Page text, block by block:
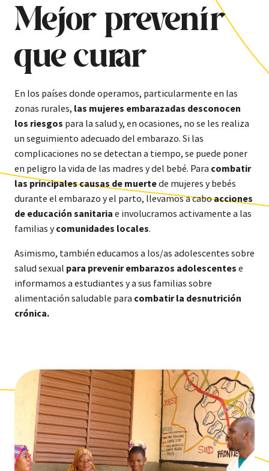
Mejor prevenir
que curar
En los países donde operamos, particularmente en las
zonas rurales, las mujeres embarazadas desconocen
los riesgos para la salud y, en ocasiones, no se les realiza
un seguimiento adecuado del embarazo. Si las
complicaciones no se detectan a tiempo, se puede poner
en peligro la vida de las madres y del bebé. Para combatir
las principales causas de muertede mujeres y bebés
durante el embarazo y el parto, llevamos a caboacciones
de educación sanitaria e involucramos activamente a las
familias ycomunidades locales.
Asimismo, también educamos a los/as adolescentes sobre
salud sexual para prevenir embarazos adolescentes e
informamos a estudiantes y a sus familias sobre
alimentación saludable para combatir la desnutrición
crónica.